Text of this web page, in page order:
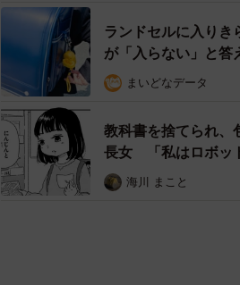
「型落ちでも綺麗で安かったし、本
「早期割引を利用」
「軽さ重視」
などの意見がありました。情報収集
合理的な判断をする家庭が多いよう
え、初期費用を抑える家庭もありま
▽5万円以上10万円未満：59.8% 子
ランドセルに入り
が「入らない」と答
まいどなデータ
教科書を捨てられ、
長女 「私はロボッ
海川 まこと